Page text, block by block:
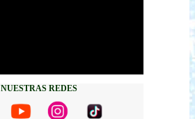
NUESTRAS REDES